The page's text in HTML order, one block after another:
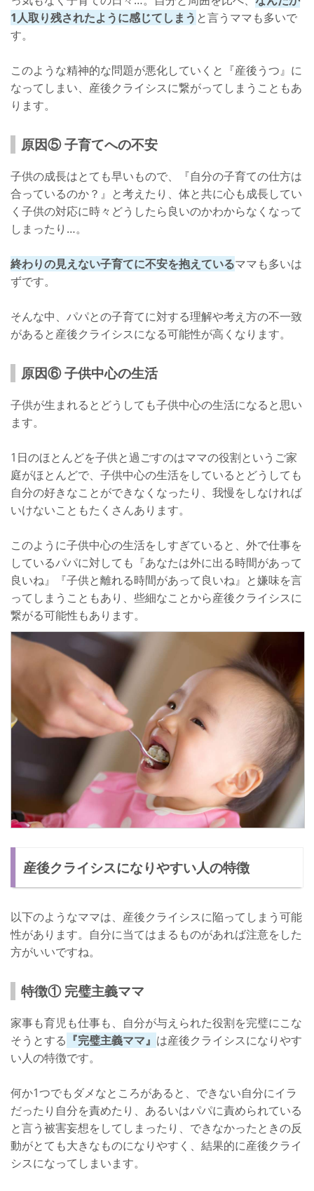
1人取り残されたように感じてしまう と言うママも多いで
す。
このような精神的な問題が悪化していくと『産後うつ』に
なってしまい、産後クライシスに繋がってしまうこともあ
ります。
原因⑤ 子育てへの不安
子供の成長はとても早いもので、『自分の子育ての仕方は
合っているのか？』と考えたり、体と共に心も成長してい
く子供の対応に時々どうしたら良いのかわからなくなって
しまったり…。
終わりの見えない子育てに不安を抱えているママも多いは
ずです。
そんな中、パパとの子育てに対する理解や考え方の不一致
があると産後クライシスになる可能性が高くなります。
原因⑥ 子供中心の生活
子供が生まれるとどうしても子供中心の生活になると思い
ます。
1日のほとんどを子供と過ごすのはママの役割というご家
庭がほとんどで、子供中心の生活をしているとどうしても
自分の好きなことができなくなったり、我慢をしなければ
いけないこともたくさんあります。
このように子供中心の生活をしすぎていると、外で仕事を
しているパパに対しても『あなたは外に出る時間があって
良いね』『子供と離れる時間があって良いね』と嫌味を言
ってしまうこともあり、些細なことから産後クライシスに
繋がる可能性もあります。
産後クライシスになりやすい人の特徴
以下のようなママは、産後クライシスに陥ってしまう可能
性があります。自分に当てはまるものがあれば注意をした
方がいいですね。
特徴① 完璧主義ママ
家事も育児も仕事も、自分が与えられた役割を完璧にこな
そうとする 『完璧主義ママ』 は産後クライシスになりやす
い人の特徴です。
何か1つでもダメなところがあると、できない自分にイラ
だったり自分を責めたり、あるいはパパに責められている
と言う被害妄想をしてしまったり、できなかったときの反
動がとても大きなものになりやすく、結果的に産後クライ
シスになってしまいます。